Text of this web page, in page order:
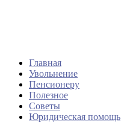
Главная
Увольнение
Пенсионеру
Полезное
Советы
Юридическая помощь